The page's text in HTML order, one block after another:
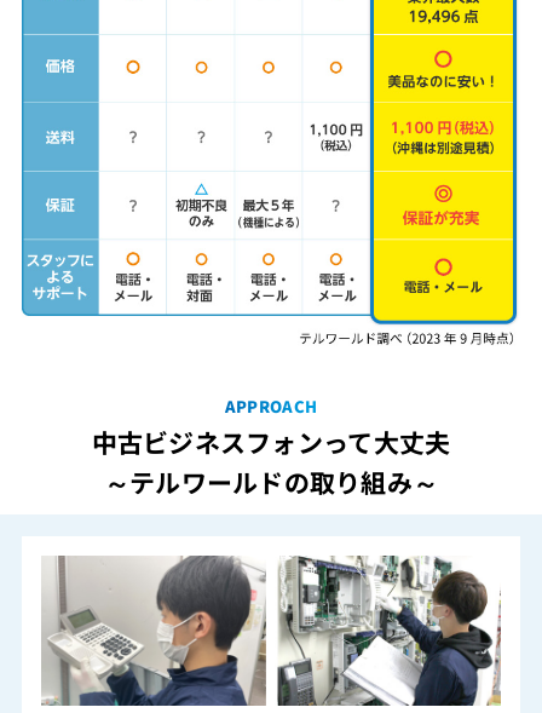
APPROACH
中古ビジネスフォンって大丈夫
～テルワールドの取り組み～